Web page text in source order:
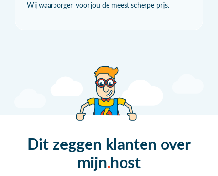
Wij waarborgen voor jou de meest scherpe prijs.
Dit zeggen klanten over
mijn host